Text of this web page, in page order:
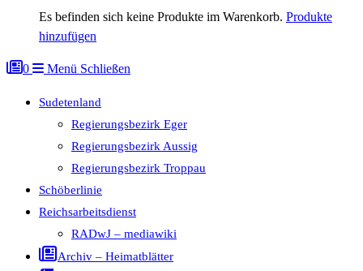
Es befinden sich keine Produkte im Warenkorb. Produkte
hinzufügen
0 Menü Schließen
Sudetenland
Regierungsbezirk Eger
Regierungsbezirk Aussig
Regierungsbezirk Troppau
Schöberlinie
Reichsarbeitsdienst
RADwJ – mediawiki
Archiv – Heimatblätter